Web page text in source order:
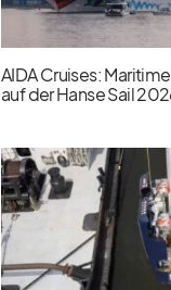
AIDA Cruises:
auf der Hanse Sail